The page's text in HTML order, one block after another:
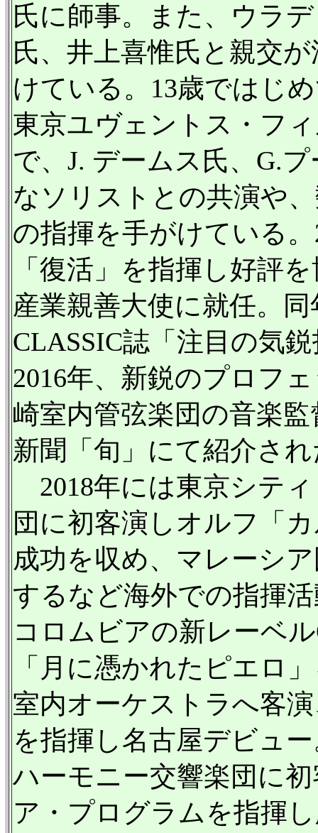
氏に師事。また、ウラ
氏、井上喜惟氏と親交
けている。13歳ではじ
東京ユヴェントス・フ
で、J. デームス氏、G.
なソリストとの共演や
の指揮を手がけている
「復活」を指揮し好評
産業親善大使に就任。
CLASSIC誌「注目の気
2016年、新鋭のプロフ
崎室内管弦楽団の音楽
新聞「旬」にて紹介さ
2018年には東京シテ
団に初客演しオルフ「
成功を収め、マレーシ
するなど海外での指揮
コロムビアの新レーベ
「月に憑かれたピエロ
室内オーケストラへ客
を指揮し名古屋デビュ
ハーモニー交響楽団に
ア・プログラムを指揮